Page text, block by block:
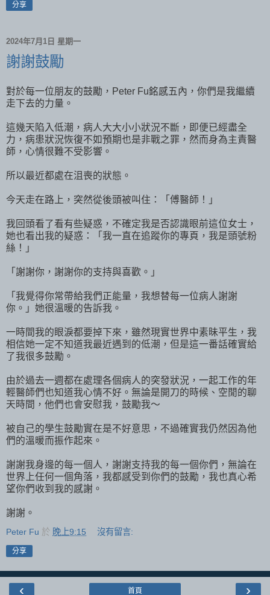
分享
2024年7月1日 星期一
謝謝鼓勵
對於每一位朋友的鼓勵，Peter Fu銘感五內，你們是我繼續
走下去的力量。
這幾天陷入低潮，病人大大小小狀況不斷，即便已經盡全
力，病患狀況恢復不如預期也是非戰之罪，然而身為主責醫
師，心情很難不受影響。
所以最近都處在沮喪的狀態。
今天走在路上，突然從後頭被叫住：「傅醫師！」
我回頭看了看有些疑惑，不確定我是否認識眼前這位女士，
她也看出我的疑惑：「我一直在追蹤你的專頁，我是頭號粉
絲！」
「謝謝你，謝謝你的支持與喜歡。」
「我覺得你常帶給我們正能量，我想替每一位病人謝謝
你。」她很溫暖的告訴我。
一時間我的眼淚都要掉下來，雖然現實世界中素昧平生，我
相信她一定不知道我最近遇到的低潮，但是這一番話確實給
了我很多鼓勵。
由於過去一週都在處理各個病人的突發狀況，一起工作的年
輕醫師們也知道我心情不好。無論是開刀的時候、空閒的聊
天時間，他們也會安慰我，鼓勵我～
被自己的學生鼓勵實在是不好意思，不過確實我仍然因為他
們的溫暖而振作起來。
謝謝我身邊的每一個人，謝謝支持我的每一個你們，無論在
世界上任何一個角落，我都感受到你們的鼓勵，我也真心希
望你們收到我的感謝。
謝謝。
Peter Fu 於 晚上9:15 沒有留言:
分享
‹ ›
首頁